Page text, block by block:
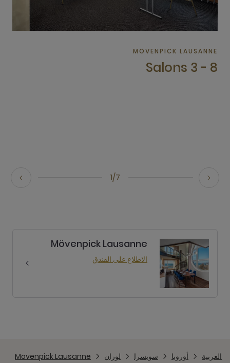
1/7
MÖVENPICK LAUSANNE
Salons 3 - 8
Mövenpick Lausanne
الاطلاع على الفندق
العربية أوروبا سويسرا لوزان
Mövenpick Lausanne